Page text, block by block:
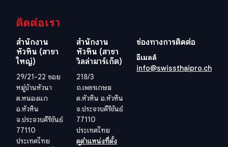
ติดต่อเรา
สำนักงาน
หัวหิน (สาขา
ใหญ่)
29/21-22 ซอย
หมู่บ้านหัวนา
ต.หนองแก
อ.หัวหิน
จ.ประจวบคีรีขันธ์
77110
ประเทศไทย
สำนักงาน
หัวหิน (สาขา
วิลล่ามาร์เก็ต)
218/3
ถ.เพชรเกษม
ต.หัวหิน อ.หัวหิน
จ.ประจวบคีรีขันธ์
77110
ประเทศไทย
ดูตำแหน่งที่ตั้ง
ช่องทางการติดต่อ
อีเมลล์
info@swissthaipro.ch